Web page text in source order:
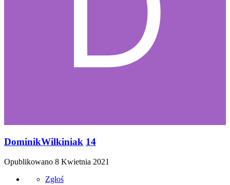
DominikWilkiniak 14
Opublikowano 8 Kwietnia 2021
Zgłoś